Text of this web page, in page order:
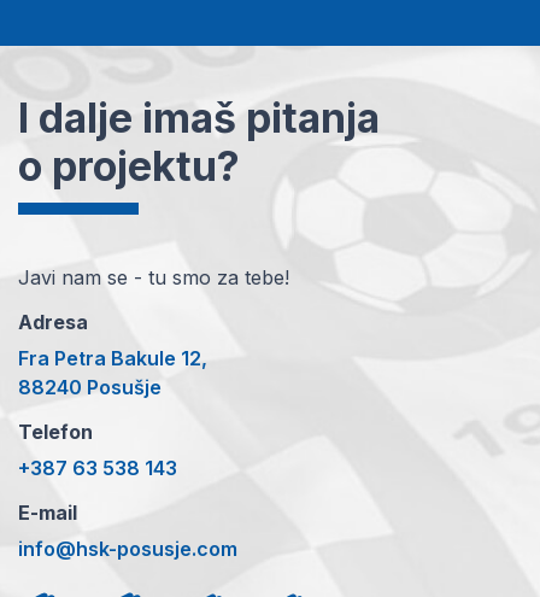
I dalje imaš pitanja
o projektu?
Javi nam se - tu smo za tebe!
Adresa
Fra Petra Bakule 12,
88240 Posušje
Telefon
+387 63 538 143
E-mail
info@hsk-posusje.com